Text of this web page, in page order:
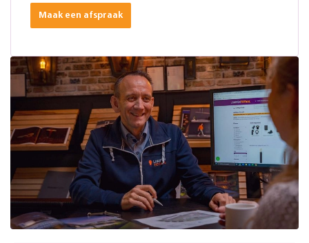
Maak een afspraak